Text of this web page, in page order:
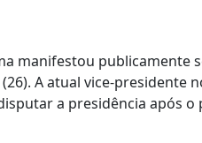
manifestou publicamente
A atual vice-presidente
a presidência após o